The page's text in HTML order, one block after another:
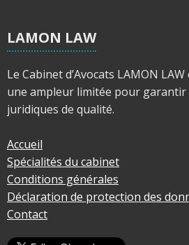
LAMON LAW
Le Cabinet d’Avocats LAMON
une ampleur limitée pour garantir
juridiques de qualité.
Accueil
Spécialités du cabinet
Conditions générales
Déclaration de protection des
Contact